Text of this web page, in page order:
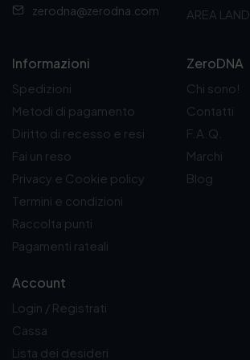
0
1
,
9
€
zerodna@zerodna.com
AREA LAND
Informazioni
Spedizioni
Metodi di pagamento
Diritto di recesso e resi
Fai un reso
Privacy e Cookie policy
Termini e condizioni
Raccolta punti
Pagamenti rateali
Account
Login / Registrati
Cassa
Lista dei desideri
ZeroDNA
Chi sono!
Contatti
F.A.Q.
Marchi
Blog